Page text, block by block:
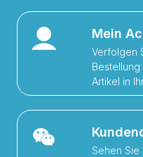
Mein
Verfolgen
Artikel in
Sehen Sie